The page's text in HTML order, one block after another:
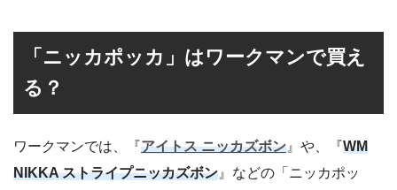
「ニッカポッカ」はワークマンで買え
る？
ワークマンでは、『アイトス ニッカズボン 』や、『WM
NIKKA ストライプニッカズボン 』などの「ニッカポッ